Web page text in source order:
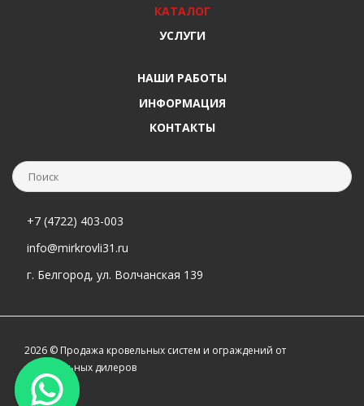
КАТАЛОГ
УСЛУГИ
НАШИ РАБОТЫ
ИНФОРМАЦИЯ
КОНТАКТЫ
+7 (4722) 403-003
info@mirkrovli31.ru
г. Белгород, ул. Волчанская 139
2026 © Продажа кровельных систем и ограждений от
официальных дилеров